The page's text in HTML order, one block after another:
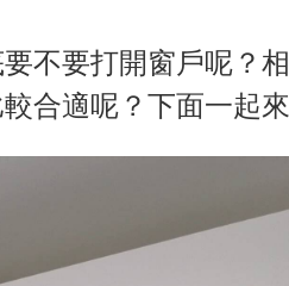
M
u
t
e
不要打開窗戶呢？
合適呢？下面一起來